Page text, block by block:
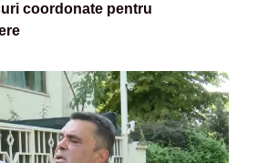
coordonate pentru